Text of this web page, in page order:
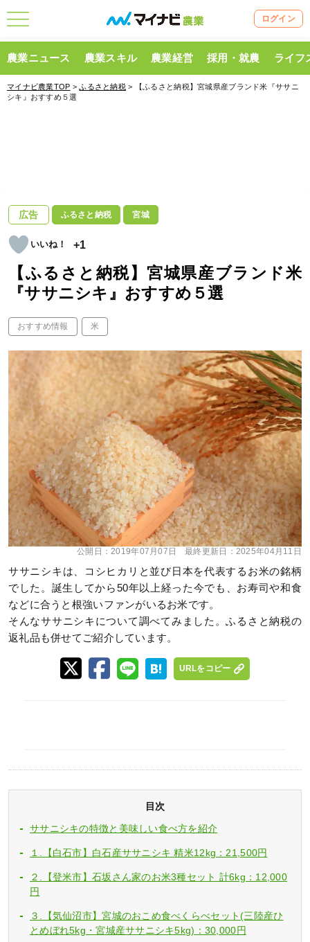
ログイン
農業ニュース 農業スキル 農業経営 採用・就農 ライフ
マイナビ農業TOP >ふるさと納税 > 【ふるさと納税】宮城県産ブランド米『ササニ
シキ』おすすめ５選
広告 ふるさと納税 宮城
+1
【ふるさと納税】宮城県産ブランド米
『ササニシキ』おすすめ５選
おすすめ情報 米
公開日：2019年07月07日 最終更新日： 2025年04月11日
ササニシキは、コシヒカリと並び日本を代表するお米の銘柄
でした。誕生してから50年以上経った今でも、お寿司や和食
などに合うと根強いファンがいるお米です。
そんなササニシキについて調べてみました。ふるさと納税の
返礼品も併せてご紹介しています。
URLをコピー
目次
ササニシキの特徴と美味しい食べ方を紹介
１.【白石市】白石産ササニシキ 精米12kg：21,500円
２.【登米市】石坂さん家のお米3種セット 計6kg：12,000
円
３.【気仙沼市】宮城のおこめ食べくらべセット(三陸産ひ
とめぼれ5kg・宮城産ササニシキ5kg)：30,000円